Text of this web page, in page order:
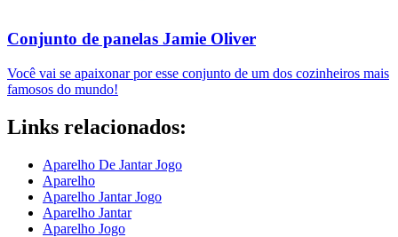
Conjunto de panelas Jamie Oliver
Você vai se apaixonar por esse conjunto de um dos cozinheiros mais
famosos do mundo!
Links relacionados:
Aparelho De Jantar Jogo
Aparelho
Aparelho Jantar Jogo
Aparelho Jantar
Aparelho Jogo